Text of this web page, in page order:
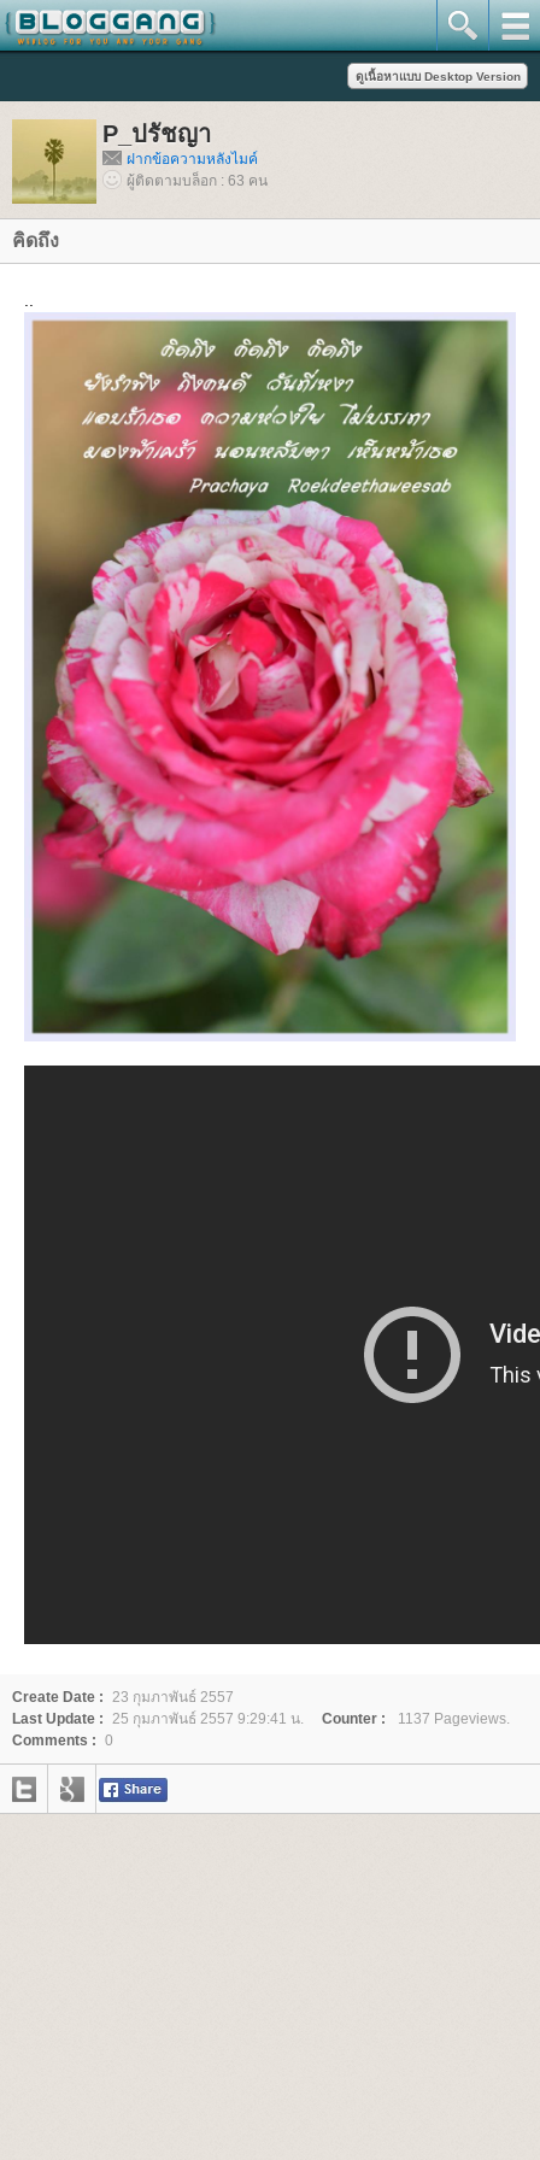
P_ปรัชญา
ฝากข้อความหลังไมค์
ผู้ติดตามบล็อก : 63 คน
คิดถึง
Create Date :
23 กุมภาพันธ์ 2557
Last Update :
25 กุมภาพันธ์ 2557 9:29:41 น. Counter :
1137 Pageviews.
Comments : 0